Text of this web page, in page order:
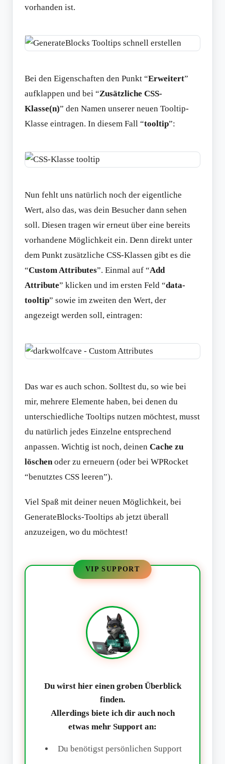
vorhanden ist.
Bei den Eigenschaften den Punkt “Erweitert”
aufklappen und bei “Zusätzliche CSS-
Klasse(n)” den Namen unserer neuen Tooltip-
Klasse eintragen. In diesem Fall “tooltip”:
Nun fehlt uns natürlich noch der eigentliche
Wert, also das, was dein Besucher dann sehen
soll. Diesen tragen wir erneut über eine bereits
vorhandene Möglichkeit ein. Denn direkt unter
dem Punkt zusätzliche CSS-Klassen gibt es die
“Custom Attributes”. Einmal auf “Add
Attribute” klicken und im ersten Feld “data-
tooltip” sowie im zweiten den Wert, der
angezeigt werden soll, eintragen:
Das war es auch schon. Solltest du, so wie bei
mir, mehrere Elemente haben, bei denen du
unterschiedliche Tooltips nutzen möchtest, musst
du natürlich jedes Einzelne entsprechend
anpassen. Wichtig ist noch, deinen Cache zu
löschen oder zu erneuern (oder bei WPRocket
“benutztes CSS leeren”).
Viel Spaß mit deiner neuen Möglichkeit, bei
GenerateBlocks-Tooltips ab jetzt überall
anzuzeigen, wo du möchtest!
VIP SUPPORT
Du wirst hier einen groben Überblick
finden.
Allerdings biete ich dir auch noch
etwas mehr Support an:
Du benötigst persönlichen Support